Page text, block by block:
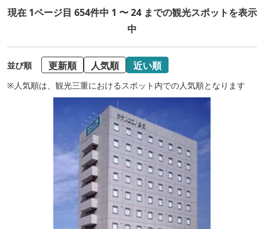
現在 1ページ目 654件中 1 〜 24 までの観光スポットを表示
中
並び順 更新順 人気順 近い順
※人気順は、観光三重におけるスポット内での人気順となります